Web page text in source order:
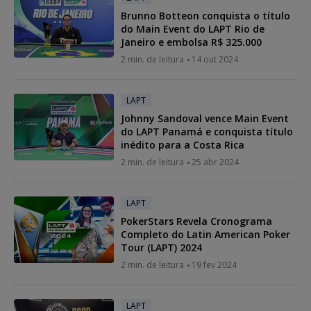
Brunno Botteon conquista o título
do Main Event do LAPT Rio de
Janeiro e embolsa R$ 325.000
2 min. de leitura 14 out 2024
LAPT
Johnny Sandoval vence Main Event
do LAPT Panamá e conquista título
inédito para a Costa Rica
2 min. de leitura 25 abr 2024
LAPT
PokerStars Revela Cronograma
Completo do Latin American Poker
Tour (LAPT) 2024
2 min. de leitura 19 fev 2024
LAPT